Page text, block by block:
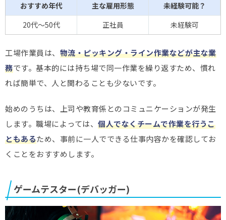
おすすめ年代
主な雇用形態
未経験可能？
20代～50代
正社員 未経験可
工場作業員は、 物流・ピッキング・ライン作業などが主な業
務です。基本的には持ち場で同一作業を繰り返すため、慣れ
れば簡単で、人と関わることも少ないです。
始めのうちは、上司や教育係とのコミュニケーションが発生
します。職場によっては、 個人でなくチームで作業を行うこ
ともあるため、事前に一人でできる仕事内容かを確認してお
くことをおすすめします。
ゲームテスター(デバッガー)